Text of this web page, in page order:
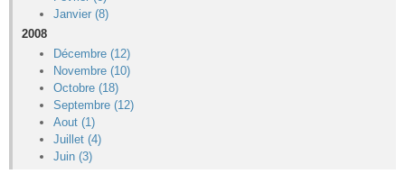
Janvier (8)
2008
Décembre (12)
Novembre (10)
Octobre (18)
Septembre (12)
Aout (1)
Juillet (4)
Juin (3)